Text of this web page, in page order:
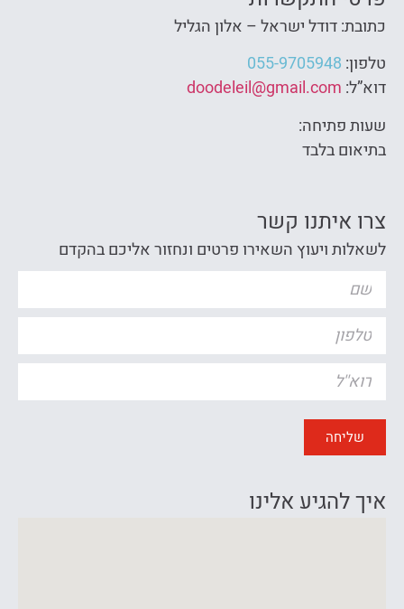
כתובת: דודל ישראל – אלון הגליל
טלפון: 055-9705948
דוא”ל: doodeleil@gmail.com
שעות פתיחה:
בתיאום בלבד
צרו איתנו קשר
לשאלות ויעוץ השאירו פרטים ונחזור אליכם בהקדם
שליחה
איך להגיע אלינו